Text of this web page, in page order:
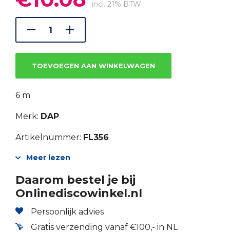
prijs
was:
€14.40.
prijs
incl. 21% BTW
TOEVOEGEN AAN WINKELWAGEN
6 m
Merk: DAP
Artikelnummer: FL356
Meer lezen
Daarom bestel je bij
Onlinediscowinkel.nl
Persoonlijk advies
Gratis verzending vanaf €100,- in NL